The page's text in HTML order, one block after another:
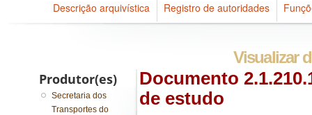
Descrição arquivística Registro de autoridades
Visualizar
Documento
de estudo
Produtor(es)
Secretaria dos
Transportes do